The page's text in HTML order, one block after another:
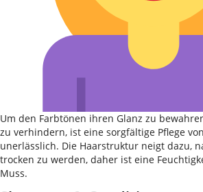
Um den Farbtönen ihren Glanz zu
zu verhindern, ist eine sorgfältige Pflege
unerlässlich. Die Haarstruktur neigt dazu,
trocken zu werden, daher ist eine
Muss.